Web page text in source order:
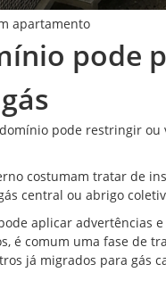
apartamento
pode
pode restringir ou
costumam tratar de
central ou abrigo
aplicar advertências
é comum uma fase de
já migrados para gás